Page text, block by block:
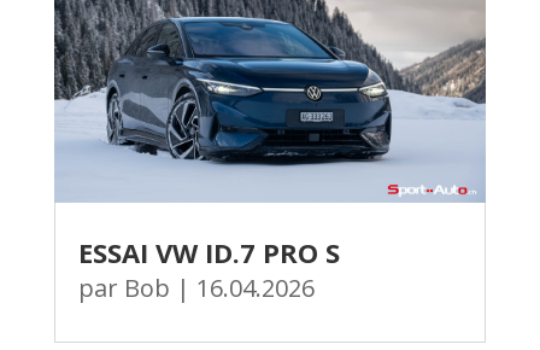
ESSAI VW ID.7 PRO S
par Bob | 16.04.2026